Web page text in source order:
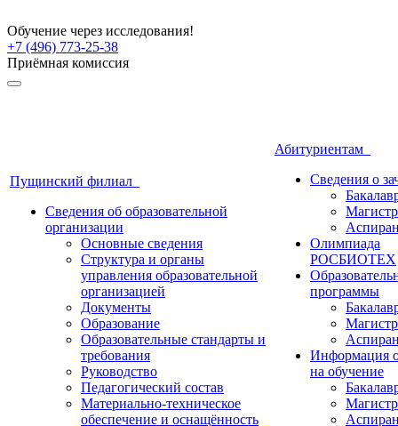
Обучение через исследования!
+7 (496) 773-25-38
Приёмная комиссия
Пущинский филиал
Сведения об образовательной
организации
Основные сведения
Структура и органы
управления образовательной
организацией
Документы
Образование
Образовательные стандарты и
требования
Руководство
Педагогический состав
Материально-техническое
обеспечение и оснащённость
Абитуриентам
Сведения о
Олимпиада
РОСБИОТЕХ
программы
Информация
на обучение